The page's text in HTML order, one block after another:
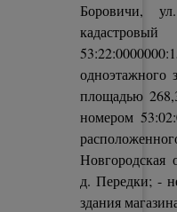
Боровичи,
площадью
номером
Новгородская
д. Передки; -
здания